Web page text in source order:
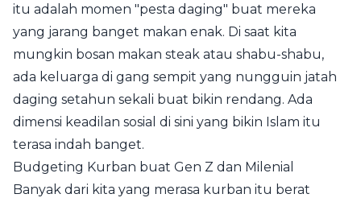
itu adalah momen "pesta daging" buat mereka
yang jarang banget makan enak. Di saat kita
mungkin bosan makan steak atau shabu-shabu,
ada keluarga di gang sempit yang nungguin jatah
daging setahun sekali buat bikin rendang. Ada
dimensi keadilan sosial di sini yang bikin Islam itu
terasa indah banget.
Budgeting Kurban buat Gen Z dan Milenial
Banyak dari kita yang merasa kurban itu berat